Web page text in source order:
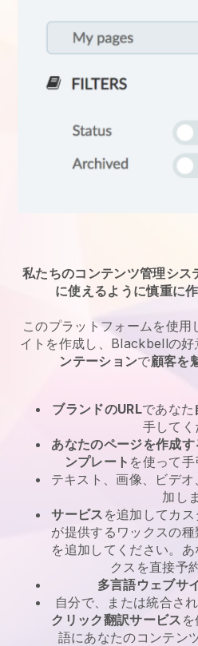
私たちのコンテンツ管理シス
に使えるように慎重に
このプラットフォームを使
イトを作成し、Blackbellの好
ンテーションで顧客を
ブランドのURLであなた
手してく
あなたのページを作成す
ンプレート を使って手
テキスト、画像、ビデ
加し
サービス を追加してカ
が提供するワックスの
を追加してください。
クスを直接予
多言語ウェブサ
自分で、または統合さ
クリック翻訳サービス
語にあなたのコンテン